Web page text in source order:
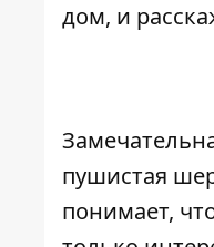
дом, и
пушистая
понимает,